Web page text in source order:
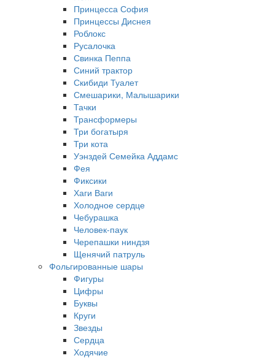
Принцесса София
Принцессы Диснея
Роблокс
Русалочка
Свинка Пеппа
Синий трактор
Скибиди Туалет
Смешарики, Малышарики
Тачки
Трансформеры
Три богатыря
Три кота
Уэнздей Семейка Аддамс
Фея
Фиксики
Хаги Ваги
Холодное сердце
Чебурашка
Человек-паук
Черепашки ниндзя
Щенячий патруль
Фольгированные шары
Фигуры
Цифры
Буквы
Круги
Звезды
Сердца
Ходячие